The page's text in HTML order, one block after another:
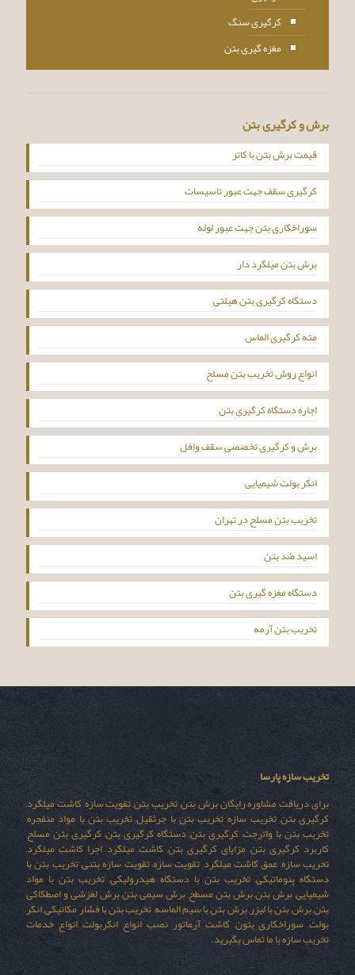
کرگیری سنگ
مغزه گیری بتن
برش و کرگیری بتن
قیمت برش بتن با کاتر
کرگیری سقف جهت عبور تاسیسات
سوراخکاری بتن جهت عبور لوله
برش بتن میلگرد دار
دستگاه کرگیری بتن هیلتی
مته کرگیری الماس
انواع روش تخریب بتن مسلح
اجاره دستگاه کرگیری بتن
برش و کرگیری تخصصی سقف وافل
انکر بولت شیمیایی
تخریب بتن مسلح در تهران
اسید ضد بتن
دستگاه مغزه گیری بتن
تخریب بتن آرمه
تخریب سازه پارسا
برای دریافت مشاوره رایگان برش بتن, تخریب بتن, تقویت سازه, کاشت میلگرد,
کرگیری بتن, تخریب سازه, تخریب بتن با جرثقیل, تخریب بتن با مواد منفجره,
تخریب بتن با واترجت, کرگیری بتن, دستگاه کرگیری بتن, کرگیری بتن مسلح,
کاربرد کرگیری بتن, مزایای کرگیری بتن, کاشت میلگرد, اجرا کاشت میلگرد,
تخریب سازه, عمق کاشت میلگرد, تقویت سازه, تقویت سازه بتنی, تخریب بتن با
دستگاه پنوماتیکی, تخریب بتن با دستگاه هیدرولیکی, تخریب بتن با مواد
شیمیایی, برش بتن, برش بتن مسطح, برش سیمی بتن, برش لغزشی و اصطکاکی
بتن, برش بتن با لیزر, برش بتن با سیم الماسه, تخریب بتن با فشار مکانیکی, انکر
بولت, سوراخکاری بتون, کاشت آرماتور, نصب انواع انکربولت, انواع خدمات
تخریب سازه با ما تماس بگیرید.